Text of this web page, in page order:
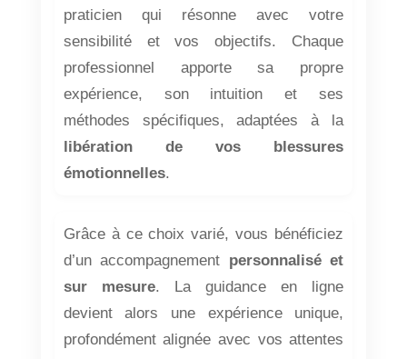
praticien qui résonne avec votre
sensibilité et vos objectifs. Chaque
professionnel apporte sa propre
expérience, son intuition et ses
méthodes spécifiques, adaptées à la
libération de vos blessures
émotionnelles.
Grâce à ce choix varié, vous bénéficiez
d’un accompagnement personnalisé et
sur mesure. La guidance en ligne
devient alors une expérience unique,
profondément alignée avec vos attentes